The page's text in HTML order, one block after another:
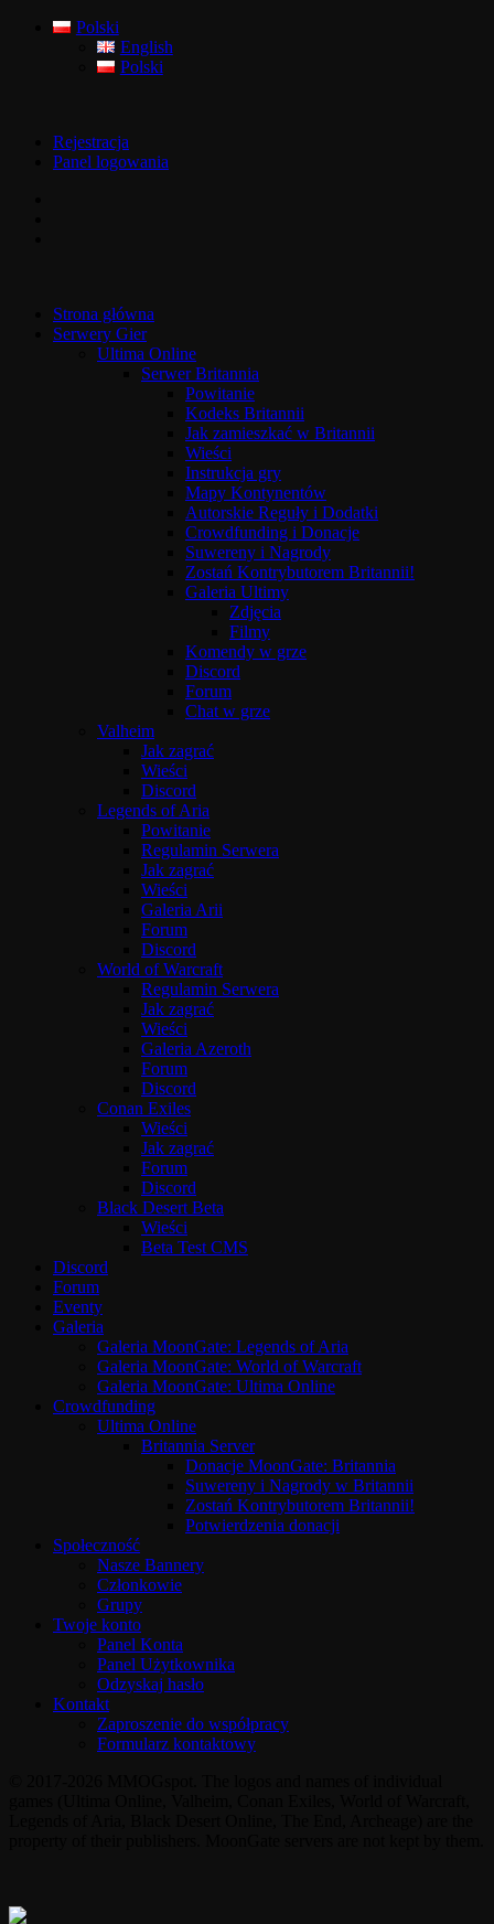
Polski
English
Polski
Rejestracja
Panel logowania
Strona główna
Serwery Gier
Ultima Online
Serwer Britannia
Powitanie
Kodeks Britannii
Jak zamieszkać w Britannii
Wieści
Instrukcja gry
Mapy Kontynentów
Autorskie Reguły i Dodatki
Crowdfunding i Donacje
Suwereny i Nagrody
Zostań Kontrybutorem Britannii!
Galeria Ultimy
Zdjęcia
Filmy
Komendy w grze
Discord
Forum
Chat w grze
Valheim
Jak zagrać
Wieści
Discord
Legends of Aria
Powitanie
Regulamin Serwera
Jak zagrać
Wieści
Galeria Arii
Forum
Discord
World of Warcraft
Regulamin Serwera
Jak zagrać
Wieści
Galeria Azeroth
Forum
Discord
Conan Exiles
Wieści
Jak zagrać
Forum
Discord
Black Desert Beta
Wieści
Beta Test CMS
Discord
Forum
Eventy
Galeria
Galeria MoonGate: Legends of Aria
Galeria MoonGate: World of Warcraft
Galeria MoonGate: Ultima Online
Crowdfunding
Ultima Online
Britannia Server
Donacje MoonGate: Britannia
Suwereny i Nagrody w Britannii
Zostań Kontrybutorem Britannii!
Potwierdzenia donacji
Społeczność
Nasze Bannery
Członkowie
Grupy
Twoje konto
Panel Konta
Panel Użytkownika
Odzyskaj hasło
Kontakt
Zaproszenie do współpracy
Formularz kontaktowy